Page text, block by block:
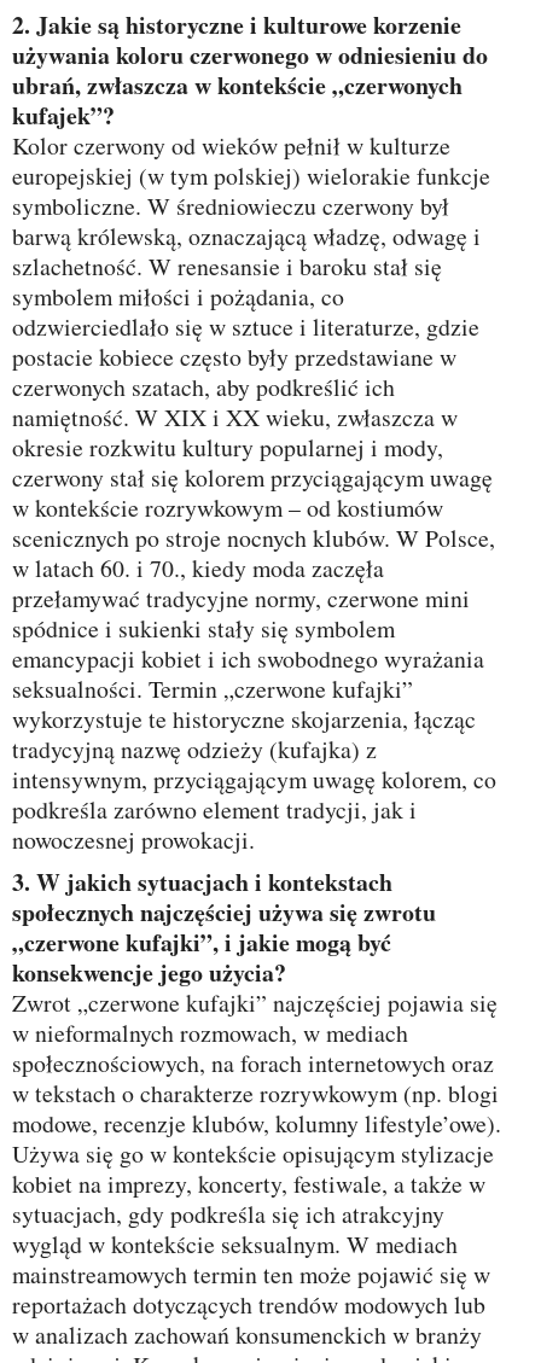
2. Jakie są historyczne i kulturowe korzenie
używania koloru czerwonego w odniesieniu do
ubrań, zwłaszcza w kontekście „czerwonych
kufajek”?
Kolor czerwony od wieków pełnił w kulturze
europejskiej (w tym polskiej) wielorakie funkcje
symboliczne. W średniowieczu czerwony był
barwą królewską, oznaczającą władzę, odwagę i
szlachetność. W renesansie i baroku stał się
symbolem miłości i pożądania, co
odzwierciedlało się w sztuce i literaturze, gdzie
postacie kobiece często były przedstawiane w
czerwonych szatach, aby podkreślić ich
namiętność. W XIX i XX wieku, zwłaszcza w
okresie rozkwitu kultury popularnej i mody,
czerwony stał się kolorem przyciągającym uwagę
w kontekście rozrywkowym – od kostiumów
scenicznych po stroje nocnych klubów. W Polsce,
w latach 60. i 70., kiedy moda zaczęła
przełamywać tradycyjne normy, czerwone mini
spódnice i sukienki stały się symbolem
emancypacji kobiet i ich swobodnego wyrażania
seksualności. Termin „czerwone kufajki”
wykorzystuje te historyczne skojarzenia, łącząc
tradycyjną nazwę odzieży (kufajka) z
intensywnym, przyciągającym uwagę kolorem, co
podkreśla zarówno element tradycji, jak i
nowoczesnej prowokacji.
3. W jakich sytuacjach i kontekstach
społecznych najczęściej używa się zwrotu
„czerwone kufajki”, i jakie mogą być
konsekwencje jego użycia?
Zwrot „czerwone kufajki” najczęściej pojawia się
w nieformalnych rozmowach, w mediach
społecznościowych, na forach internetowych oraz
w tekstach o charakterze rozrywkowym (np. blogi
modowe, recenzje klubów, kolumny lifestyle’owe).
Używa się go w kontekście opisującym stylizacje
kobiet na imprezy, koncerty, festiwale, a także w
sytuacjach, gdy podkreśla się ich atrakcyjny
wygląd w kontekście seksualnym. W mediach
mainstreamowych termin ten może pojawić się w
reportażach dotyczących trendów modowych lub
w analizach zachowań konsumenckich w branży